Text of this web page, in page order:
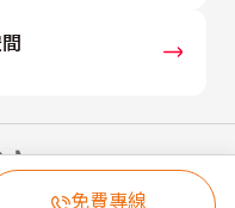
免費專線
Co., Ltd.